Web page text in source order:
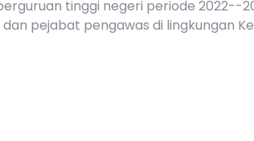
tinggi negeri periode 2022--
pejabat pengawas di lingkungan